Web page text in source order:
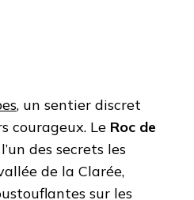
, un sentier discret
courageux. Le Roc de
des secrets les
de la Clarée,
sur les